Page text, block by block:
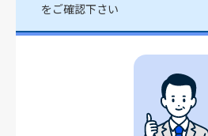
をご確認下さい